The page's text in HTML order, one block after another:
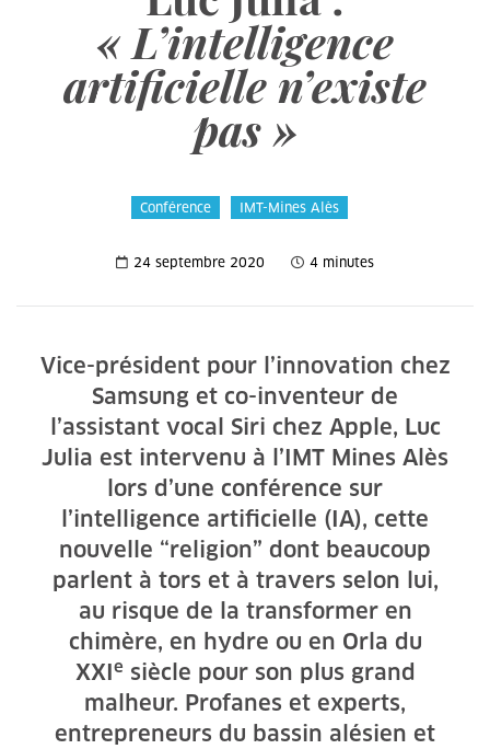
« L’intelligence
artificielle n’existe
pas »
Conférence IMT-Mines Alès
24 septembre 2020 4 minutes
Vice-président pour l’innovation chez
Samsung et co-inventeur de
l’assistant vocal Siri chez Apple, Luc
Julia est intervenu à l’IMT Mines Alès
lors d’une conférence sur
l’intelligence artificielle (IA), cette
nouvelle “religion” dont beaucoup
parlent à tors et à travers selon lui,
au risque de la transformer en
chimère, en hydre ou en Orla du
XXIe siècle pour son plus grand
malheur. Profanes et experts,
entrepreneurs du bassin alésien et